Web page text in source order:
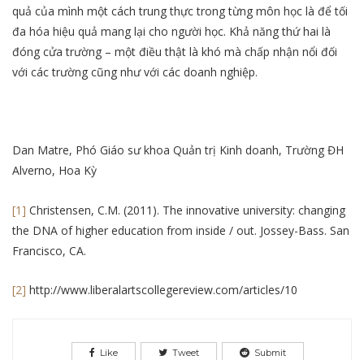
quả của mình một cách trung thực trong từng môn học là để tối
đa hóa hiệu quả mang lại cho người học. Khả năng thứ hai là
đóng cửa trường – một điều thật là khó mà chấp nhận nổi đối
với các trường cũng như với các doanh nghiệp.
Dan Matre, Phó Giáo sư khoa Quản trị Kinh doanh, Trường ĐH
Alverno, Hoa Kỳ
[1] Christensen, C.M. (2011). The innovative university: changing
the DNA of higher education from inside / out. Jossey-Bass. San
Francisco, CA.
[2] http://www.liberalartscollegereview.com/articles/10
Like Tweet Submit